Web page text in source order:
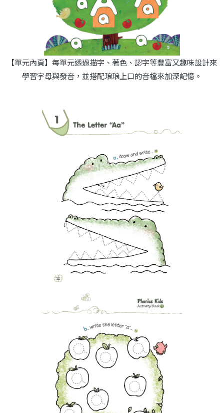
【單元內頁】每單元透過描字、著色、認字等豐富又趣味設計來
學習字母與發音，並搭配琅琅上口的音檔來加深記憶。